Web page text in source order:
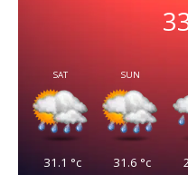
SAT
31.1 °c
SUN
31.6 °c